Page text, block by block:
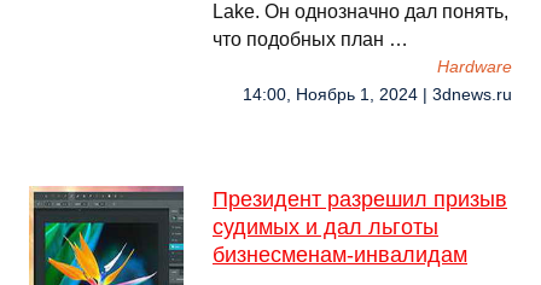
Lake. Он однозначно дал понять,
что подобных план …
Hardware
14:00, Ноябрь 1, 2024 | 3dnews.ru
Президент разрешил призыв
судимых и дал льготы
бизнесменам-инвалидам